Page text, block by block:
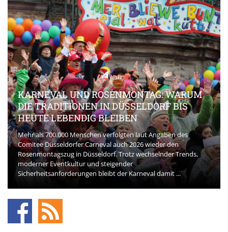
KARNEVAL UND ROSENMONTAG: WARUM
DIE TRADITIONEN IN DÜSSELDORF BIS
HEUTE LEBENDIG BLEIBEN
Mehr als 700.000 Menschen verfolgten laut Angaben des
Comitee Düsseldorfer Carneval auch 2026 wieder den
Rosenmontagszug in Düsseldorf. Trotz wechselnder Trends,
moderner Eventkultur und steigender
Sicherheitsanforderungen bleibt der Karneval damit ...